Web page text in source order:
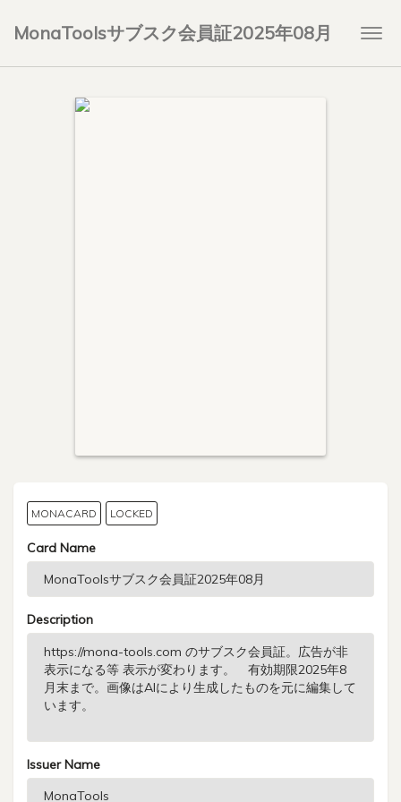
MonaToolsサブスク会員証2025年08月
MONACARD LOCKED
Card Name
Description
Issuer Name